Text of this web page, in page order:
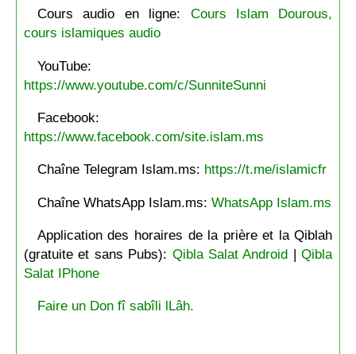
Cours audio en ligne: Cours Islam Dourous,
cours islamiques audio
YouTube:
https://www.youtube.com/c/SunniteSunni
Facebook:
https://www.facebook.com/site.islam.ms
Chaîne Telegram Islam.ms: https://t.me/islamicfr
Chaîne WhatsApp Islam.ms: WhatsApp Islam.ms
Application des horaires de la prière et la Qiblah
(gratuite et sans Pubs): Qibla Salat Android |Qibla
Salat IPhone
Faire un Don fî sabîli lLâh.